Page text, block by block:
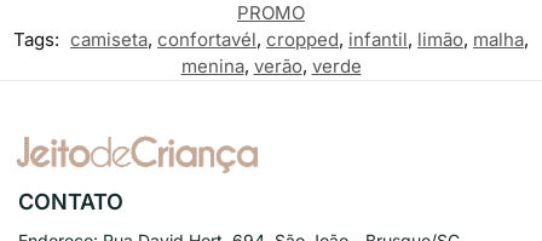
PROMO
Tags: camiseta, confortavél, cropped, infantil, limão, malha,
menina, verão, verde
CONTATO